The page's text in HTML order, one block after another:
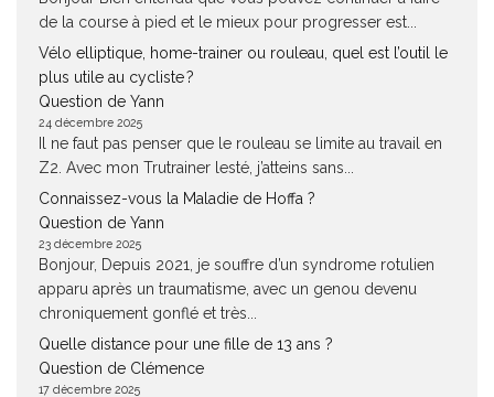
de la course à pied et le mieux pour progresser est...
Vélo elliptique, home-trainer ou rouleau, quel est l’outil le
plus utile au cycliste ?
Question de Yann
24 décembre 2025
Il ne faut pas penser que le rouleau se limite au travail en
Z2. Avec mon Trutrainer lesté, j’atteins sans...
Connaissez-vous la Maladie de Hoffa ?
Question de Yann
23 décembre 2025
Bonjour, Depuis 2021, je souffre d’un syndrome rotulien
apparu après un traumatisme, avec un genou devenu
chroniquement gonflé et très...
Quelle distance pour une fille de 13 ans ?
Question de Clémence
17 décembre 2025